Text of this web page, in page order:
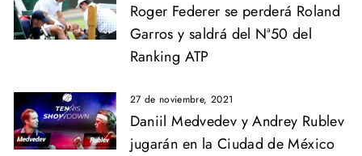
Roger Federer se perderá Roland
Garros y saldrá del Nª50 del
Ranking ATP
27 de noviembre, 2021
Daniil Medvedev y Andrey Rublev
jugarán en la Ciudad de México